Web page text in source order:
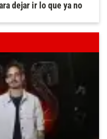
dejar ir lo que ya no